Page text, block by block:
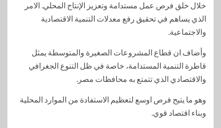
خلال خلق فرص عمل مستدامة وتعزيز الإنتاج المحلي. الامر
الذي يساهم في تحقيق رفع معدلات التنمية الاقتصادية
والاجتماعية.
وأضاف ان قطاع المشروعات الصغيرة والمتوسطة يمثل
قاطرة التنمية المستدامة، خاصة في ظل التنوع الجغرافي
والاقتصادي الذي تتمتع به محافظات مصر.
وهو ما يتيح فرص اوسع لتعظيم الاستفادة من الموارد المحلية
وبناء اقتصاد قوي.